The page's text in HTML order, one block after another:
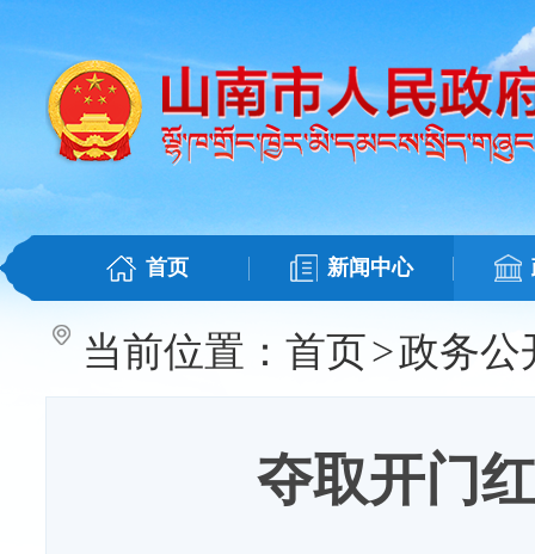
首页 新闻中心
当前位置： 首页>政务公
夺取开门